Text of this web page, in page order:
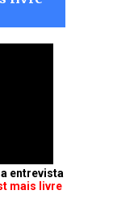
entrevista
mais livre